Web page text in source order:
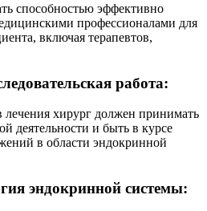
способностью эффективно
профессионалами для
включая терапевтов,
работа:
лечения хирург должен принимать
деятельности и быть в курсе
в области эндокринной
эндокринной системы: